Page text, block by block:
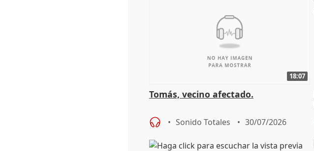
18:07
Tomás, vecino afectado.
Sonido Totales 30/07/2026